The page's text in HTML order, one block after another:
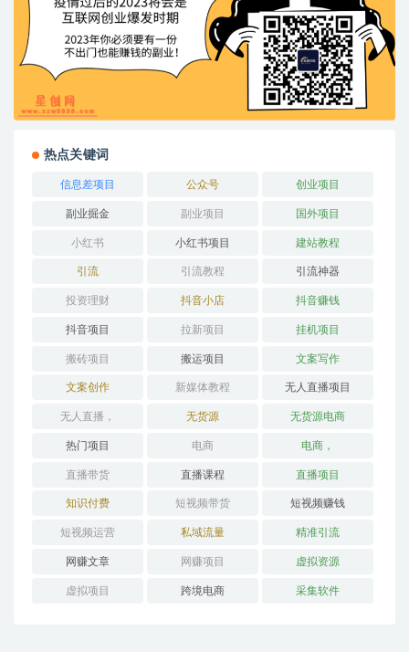
热点关键词
信息差项目 公众号 创业项目
副业掘金 副业项目 国外项目
小红书 小红书项目 建站教程
引流 引流教程 引流神器
投资理财 抖音小店 抖音赚钱
抖音项目 拉新项目 挂机项目
搬砖项目 搬运项目 文案写作
文案创作 新媒体教程 无人直播项目
无人直播， 无货源 无货源电商
热门项目 电商 电商，
直播带货 直播课程 直播项目
知识付费 短视频带货 短视频赚钱
短视频运营 私域流量 精准引流
网赚文章 网赚项目 虚拟资源
虚拟项目 跨境电商 采集软件